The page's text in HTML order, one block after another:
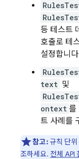
등 테스트
호출로 테
설정합니
text 및
ontext 를
트 사례를
참고:규칙 단위
조하세요. 전체 API